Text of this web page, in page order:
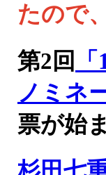
たので
第2回
ノミネ
票が始